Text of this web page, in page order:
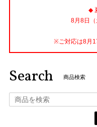
◆
8月8日（
※ご対応は8月
Search 商品検索